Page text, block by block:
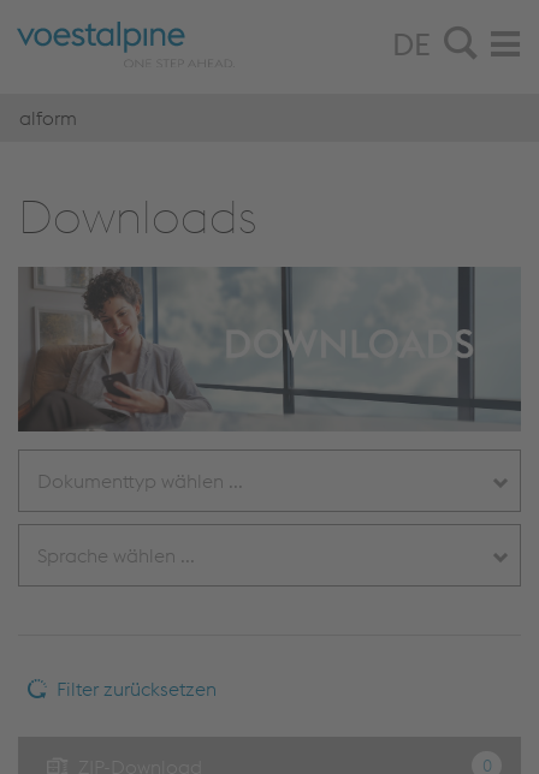
DE
alform
Down­loads
Filter zurücksetzen
0